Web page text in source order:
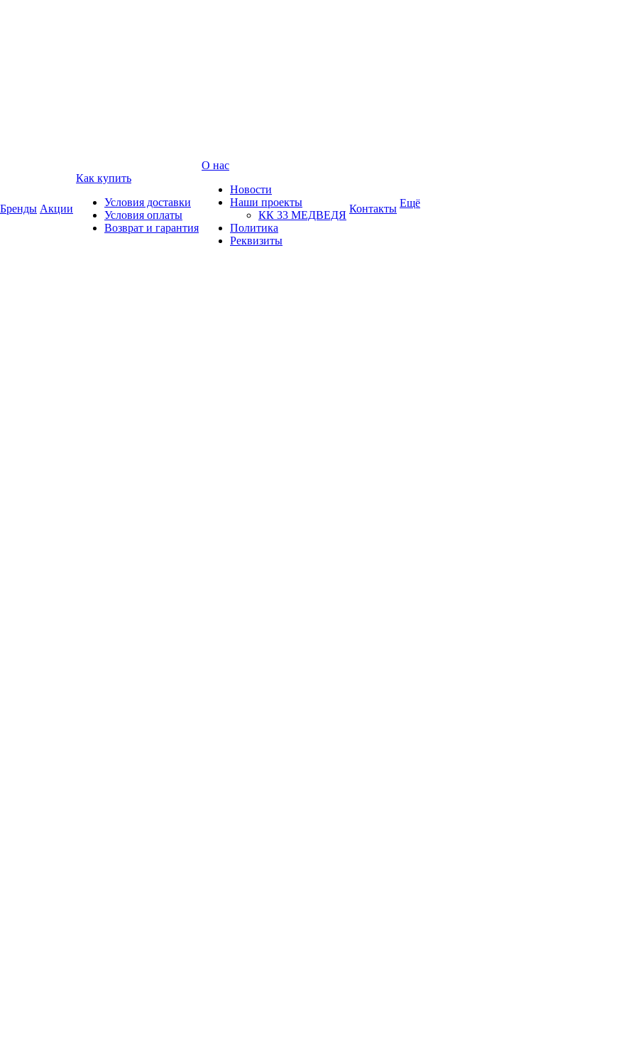
Бренды Акции
Как купить
Условия доставки
Условия оплаты
Возврат и гарантия
О нас
Новости
Наши проекты
КК 33 МЕДВЕДЯ
Политика
Реквизиты
Контакты Ещё